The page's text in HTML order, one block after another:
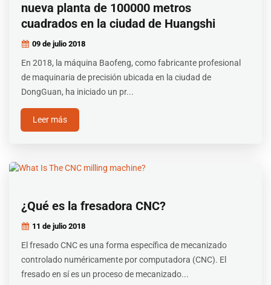
nueva planta de 100000 metros
cuadrados en la ciudad de Huangshi
09 de julio 2018
En 2018, la máquina Baofeng, como fabricante profesional
de maquinaria de precisión ubicada en la ciudad de
DongGuan, ha iniciado un pr...
Leer más
¿Qué es la fresadora CNC?
11 de julio 2018
El fresado CNC es una forma específica de mecanizado
controlado numéricamente por computadora (CNC). El
fresado en sí es un proceso de mecanizado...